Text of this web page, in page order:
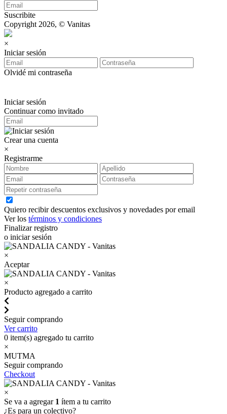
Suscribite
Copyright 2026, © Vanitas
×
Iniciar sesión
Olvidé mi contraseña
Iniciar sesión
Continuar como invitado
Crear una cuenta
×
Registrarme
Quiero recibir descuentos exclusivos y novedades por email
Ver los términos y condiciones
Finalizar registro
o iniciar sesión
×
Aceptar
×
Producto agregado a carrito
Seguir comprando
Ver carrito
0 item(s) agregado tu carrito
×
MUTMA
Seguir comprando
Checkout
×
Se va a agregar 1 ítem a tu carrito
¿Es para un colectivo?